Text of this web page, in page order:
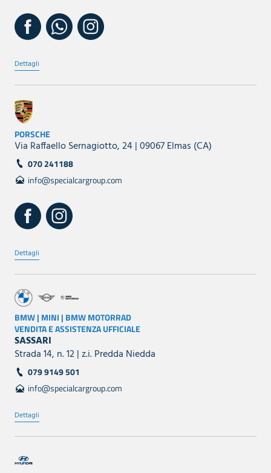
Dettagli
PORSCHE
Via Raffaello Sernagiotto, 24 | 09067 Elmas (CA)
070 241188
info@specialcargroup.com
Dettagli
BMW | MINI | BMW MOTORRAD
VENDITA E ASSISTENZA UFFICIALE
SASSARI
Strada 14, n. 12 | z.i. Predda Niedda
079 9149 501
info@specialcargroup.com
Dettagli